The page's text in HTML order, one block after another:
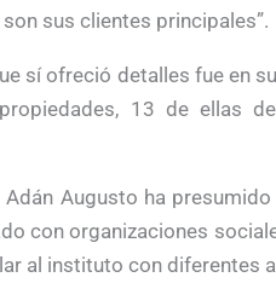
sus clientes principales”.
sí ofreció detalles fue en
13 de ellas
Adán Augusto ha
con organizaciones
al instituto con diferentes